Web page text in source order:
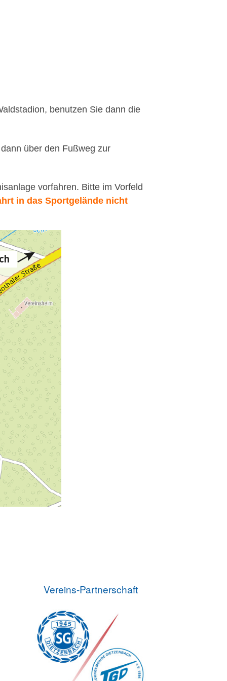
benutzen Sie dann die
über den Fußweg zur
vorfahren. Bitte im Vorfeld
in das Sportgelände nicht
Vereins-Partnerschaft